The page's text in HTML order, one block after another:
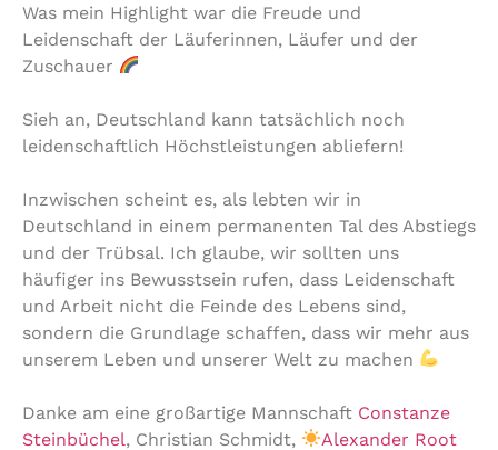
Was mein Highlight war die Freude und
Leidenschaft der Läuferinnen, Läufer und der
Zuschauer
Sieh an, Deutschland kann tatsächlich noch
leidenschaftlich Höchstleistungen abliefern!
Inzwischen scheint es, als lebten wir in
Deutschland in einem permanenten Tal des Abstiegs
und der Trübsal. Ich glaube, wir sollten uns
häufiger ins Bewusstsein rufen, dass Leidenschaft
und Arbeit nicht die Feinde des Lebens sind,
sondern die Grundlage schaffen, dass wir mehr aus
unserem Leben und unserer Welt zu machen
Danke am eine großartige Mannschaft Constanze
Steinbüchel, Christian Schmidt,
Alexander Root